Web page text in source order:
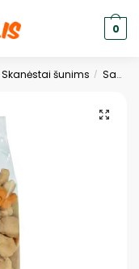
0
Skanėstai šunims / Sausainiai